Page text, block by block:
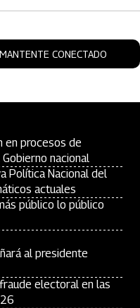
CONECTADO
en procesos de
nacional
Política Nacional del
actuales
público lo público
al presidente
electoral en las